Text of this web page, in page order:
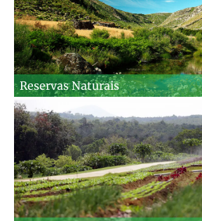
Reservas Naturais